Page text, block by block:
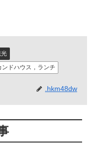
ドハウス，ランチ
.hkm48dw